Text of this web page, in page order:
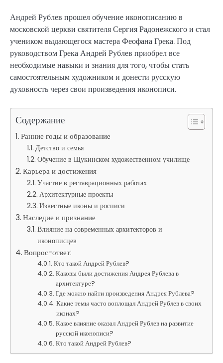
Андрей Рублев прошел обучение иконописанию в
московской церкви святителя Сергия Радонежского и стал
учеником выдающегося мастера Феофана Грека. Под
руководством Грека Андрей Рублев приобрел все
необходимые навыки и знания для того, чтобы стать
самостоятельным художником и донести русскую
духовность через свои произведения иконописи.
Содержание
Ранние годы и образование
Детство и семья
Обучение в Щукинском художественном училище
Карьера и достижения
Участие в реставрационных работах
Архитектурные проекты
Известные иконы и росписи
Наследие и признание
Влияние на современных архитекторов и
иконописцев
Вопрос-ответ:
Кто такой Андрей Рублев?
Каковы были достижения Андрея Рублева в
архитектуре?
Где можно найти произведения Андрея Рублева?
Какие темы часто воплощал Андрей Рублев в своих
иконах?
Какое влияние оказал Андрей Рублев на развитие
русской иконописи?
Кто такой Андрей Рублев?